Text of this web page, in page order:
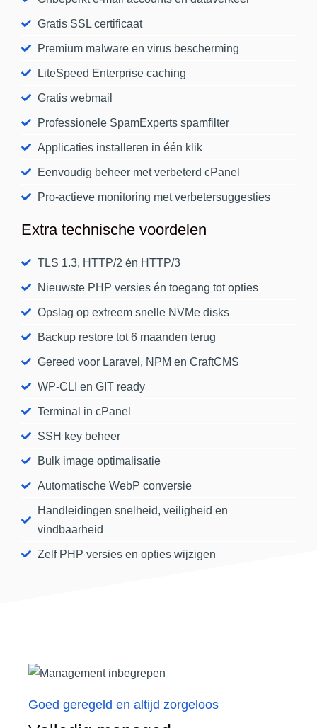
Gratis SSL certificaat
Premium malware en virus bescherming
LiteSpeed Enterprise caching
Gratis webmail
Professionele SpamExperts spamfilter
Applicaties installeren in één klik
Eenvoudig beheer met verbeterd cPanel
Pro-actieve monitoring met verbetersuggesties
Extra technische voordelen
TLS 1.3, HTTP/2 én HTTP/3
Nieuwste PHP versies én toegang tot opties​
Opslag op extreem snelle NVMe disks
Backup restore tot 6 maanden terug
Gereed voor Laravel, NPM en CraftCMS
WP-CLI en GIT ready​
Terminal in cPanel
SSH key beheer
Bulk image optimalisatie
Automatische WebP conversie
Handleidingen snelheid, veiligheid en
vindbaarheid
Zelf PHP versies en opties wijzigen
Goed geregeld en altijd zorgeloos